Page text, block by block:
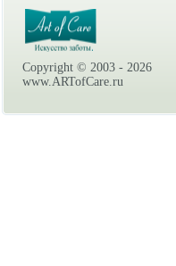
Copyright © 2003 - 2026
www.ARTofCare.ru